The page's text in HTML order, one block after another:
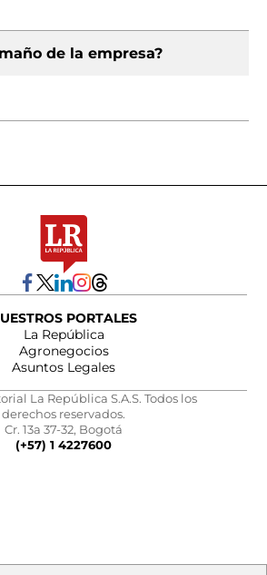
de la empresa?
PORTALES
La República
Agronegocios
Asuntos Legales
La República S.A.S. Todos los
derechos reservados.
Cr. 13a 37-32, Bogotá
(+57) 1 4227600